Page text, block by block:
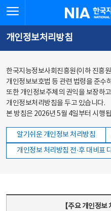
바로가기
바로가기
한국지능정보
개인정보처리방침
한국지능정보사회진흥원(이하 진흥
개인정보보호법 등 관련 법령을 준수
또한 개인정보주체의 권익을 보장하
개인정보처리방침을 두고 있습니다.
본 방침은 2026년 5월 4일부터 시행
알기쉬운 개인정보 처리방침
개인정보 처리방침 전·후 대비표
【주요 개인정보